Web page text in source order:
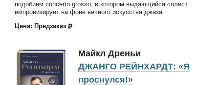
подобием concerto grosso, в котором выдающийся солист
импровизирует на фоне вечного искусства джаза.
Цена: Предзаказ
Майкл Дреньи
ДЖАНГО РЕЙНХАРДТ: «Я
проснулся!»